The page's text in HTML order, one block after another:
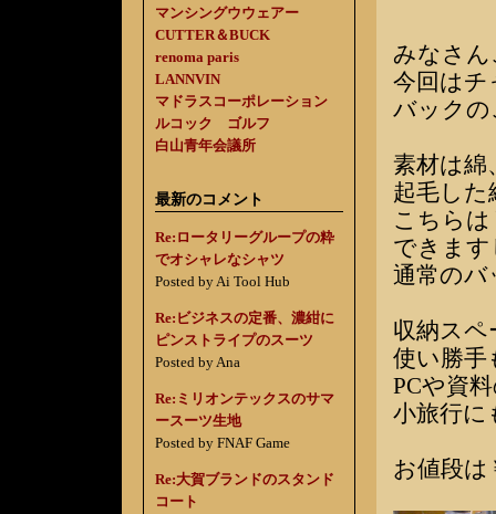
マンシングウウェアー
CUTTER＆BUCK
renoma paris
LANNVIN
マドラスコーポレーション
ルコック ゴルフ
白山青年会議所
最新のコメント
Re:ロータリーグループの粋
でオシャレなシャツ
Posted by Ai Tool Hub
Re:ビジネスの定番、濃紺に
ピンストライプのスーツ
Posted by Ana
Re:ミリオンテックスのサマ
ースーツ生地
Posted by FNAF Game
Re:大賀ブランドのスタンド
コート
みなさ
今回はチ
バックの
素材は綿
起毛した
こちら
できま
通常のバ
収納ス
使い勝手
PCや資
小旅行に
お値段は